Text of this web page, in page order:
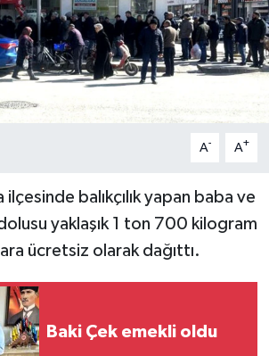
A- A+
ilçesinde balıkçılık yapan baba ve
yaklaşık 1 ton 700 kilogram
ücretsiz olarak dağıttı.
Baki Çek emekli oldu